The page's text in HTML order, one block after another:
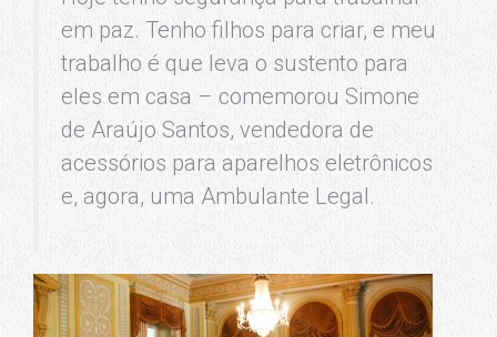
em paz. Tenho filhos para criar, e meu
trabalho é que leva o sustento para
eles em casa – comemorou Simone
de Araújo Santos, vendedora de
acessórios para aparelhos eletrônicos
e, agora, uma Ambulante Legal.